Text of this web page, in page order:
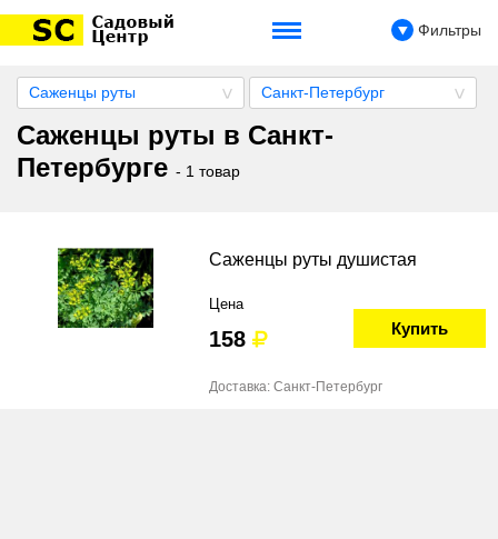
Фильтры
Саженцы руты Санкт-Петербург
Саженцы руты в Санкт-
Петербурге - 1 товар
Саженцы руты душистая
Цена
158 Купить
Доставка: Санкт-Петербург